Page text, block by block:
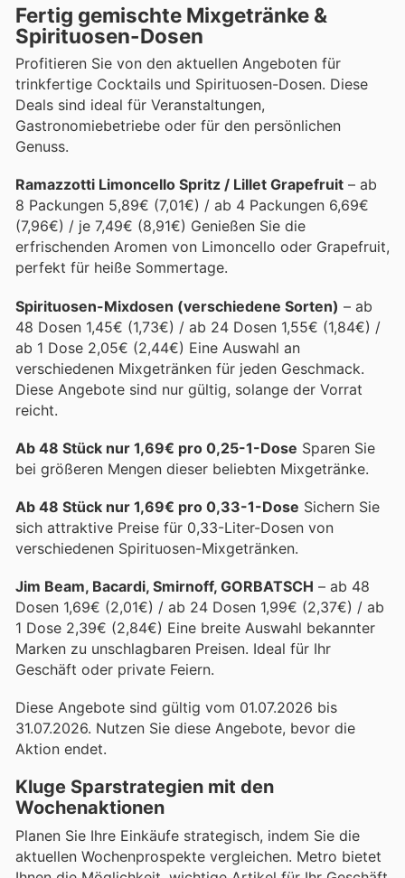
Fertig gemischte Mixgetränke &
Spirituosen-Dosen
Profitieren Sie von den aktuellen Angeboten für
trinkfertige Cocktails und Spirituosen-Dosen. Diese
Deals sind ideal für Veranstaltungen,
Gastronomiebetriebe oder für den persönlichen
Genuss.
Ramazzotti Limoncello Spritz / Lillet Grapefruit – ab
8 Packungen 5,89€ (7,01€) / ab 4 Packungen 6,69€
(7,96€) / je 7,49€ (8,91€) Genießen Sie die
erfrischenden Aromen von Limoncello oder Grapefruit,
perfekt für heiße Sommertage.
Spirituosen-Mixdosen (verschiedene Sorten) – ab
48 Dosen 1,45€ (1,73€) / ab 24 Dosen 1,55€ (1,84€) /
ab 1 Dose 2,05€ (2,44€) Eine Auswahl an
verschiedenen Mixgetränken für jeden Geschmack.
Diese Angebote sind nur gültig, solange der Vorrat
reicht.
Ab 48 Stück nur 1,69€ pro 0,25-1-Dose Sparen Sie
bei größeren Mengen dieser beliebten Mixgetränke.
Ab 48 Stück nur 1,69€ pro 0,33-1-Dose Sichern Sie
sich attraktive Preise für 0,33-Liter-Dosen von
verschiedenen Spirituosen-Mixgetränken.
Jim Beam, Bacardi, Smirnoff, GORBATSCH – ab 48
Dosen 1,69€ (2,01€) / ab 24 Dosen 1,99€ (2,37€) / ab
1 Dose 2,39€ (2,84€) Eine breite Auswahl bekannter
Marken zu unschlagbaren Preisen. Ideal für Ihr
Geschäft oder private Feiern.
Diese Angebote sind gültig vom 01.07.2026 bis
31.07.2026. Nutzen Sie diese Angebote, bevor die
Aktion endet.
Kluge Sparstrategien mit den
Wochenaktionen
Planen Sie Ihre Einkäufe strategisch, indem Sie die
aktuellen Wochenprospekte vergleichen. Metro bietet